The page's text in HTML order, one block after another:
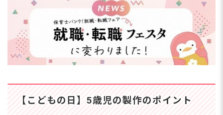
【こどもの日】5歳児の製作のポイント